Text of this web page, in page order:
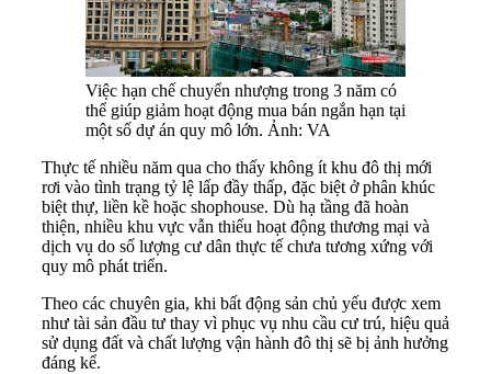
Việc hạn chế chuyển nhượng trong 3 năm có
thể giúp giảm hoạt động mua bán ngắn hạn tại
một số dự án quy mô lớn. Ảnh: VA
Thực tế nhiều năm qua cho thấy không ít khu đô thị mới
rơi vào tình trạng tỷ lệ lấp đầy thấp, đặc biệt ở phân khúc
biệt thự, liền kề hoặc shophouse. Dù hạ tầng đã hoàn
thiện, nhiều khu vực vẫn thiếu hoạt động thương mại và
dịch vụ do số lượng cư dân thực tế chưa tương xứng với
quy mô phát triển.
Theo các chuyên gia, khi bất động sản chủ yếu được xem
như tài sản đầu tư thay vì phục vụ nhu cầu cư trú, hiệu quả
sử dụng đất và chất lượng vận hành đô thị sẽ bị ảnh hưởng
đáng kể.